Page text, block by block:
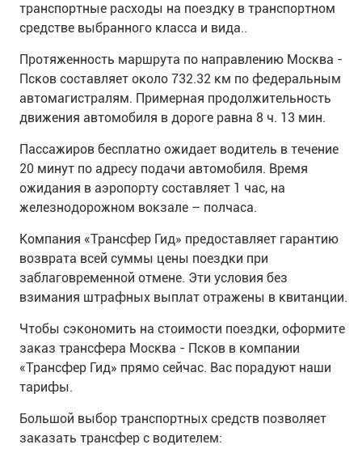
транспортные расходы на поездку в транспортном
средстве выбранного класса и вида..
Протяженность маршрута по направлению Москва -
Псков составляет около 732.32 км по федеральным
автомагистралям. Примерная продолжительность
движения автомобиля в дороге равна 8 ч. 13 мин.
Пассажиров бесплатно ожидает водитель в течение
20 минут по адресу подачи автомобиля. Время
ожидания в аэропорту составляет 1 час, на
железнодорожном вокзале – полчаса.
Компания «Трансфер Гид» предоставляет гарантию
возврата всей суммы цены поездки при
заблаговременной отмене. Эти условия без
взимания штрафных выплат отражены в квитанции.
Чтобы сэкономить на стоимости поездки, оформите
заказ трансфера Москва - Псков в компании
«Трансфер Гид» прямо сейчас. Вас порадуют наши
тарифы.
Большой выбор транспортных средств позволяет
заказать трансфер с водителем: